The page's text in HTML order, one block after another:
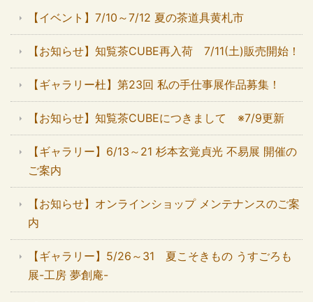
【イベント】7/10～7/12 夏の茶道具黄札市
【お知らせ】知覧茶CUBE再入荷 7/11(土)販売開始！
【ギャラリー杜】第23回 私の手仕事展作品募集！
【お知らせ】知覧茶CUBEにつきまして ※7/9更新
【ギャラリー】6/13～21 杉本玄覚貞光 不易展 開催の
ご案内
【お知らせ】オンラインショップ メンテナンスのご案
内
【ギャラリー】5/26～31 夏こそきもの うすごろも
展-工房 夢創庵-